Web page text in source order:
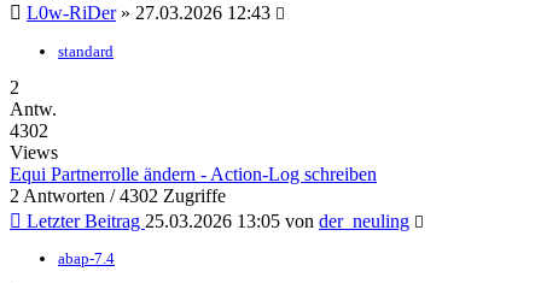
L0w-RiDer» 27.03.2026 12:43
standard
2
Antw.
4302
Views
Equi Partnerrolle ändern - Action-Log schreiben
2 Antworten / 4302 Zugriffe
Letzter Beitrag 25.03.2026 13:05 von der_neuling
abap-7.4